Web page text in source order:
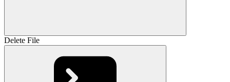
Delete File